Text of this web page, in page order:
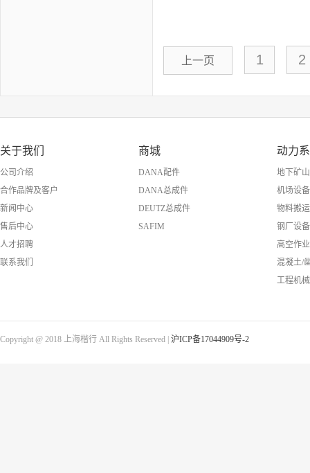
上一页 1 2
关于我们
公司介绍
合作品牌及客户
新闻中心
售后中心
人才招聘
联系我们
商城
DANA配件
DANA总成件
DEUTZ总成件
SAFIM
动力
地下矿山
机场设备
物料搬运
钢厂设备
高空作
混凝土/
工程机械
Copyright @ 2018 上海楷行 All Rights Reserved | 沪ICP备17044909号-2